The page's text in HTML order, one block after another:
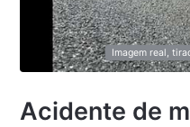
Imagem real,
Acidente de